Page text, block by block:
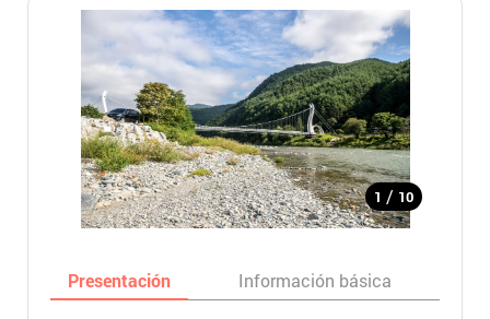
1 / 10
Presentación Información básica